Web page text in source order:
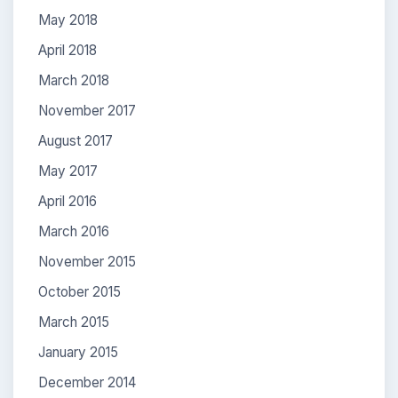
May 2018
April 2018
March 2018
November 2017
August 2017
May 2017
April 2016
March 2016
November 2015
October 2015
March 2015
January 2015
December 2014